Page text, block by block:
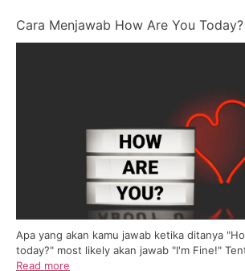
Cara Menjawab How Are You Today?
Apa yang akan kamu jawab ketika ditanya
today?" most likely akan jawab "I'm Fine!"
Read more